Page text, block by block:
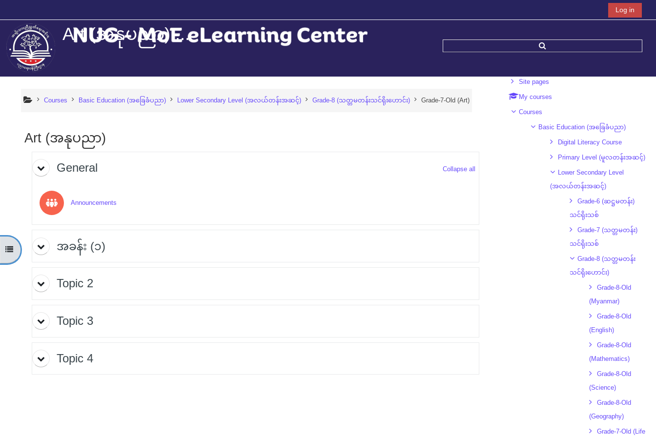
Navigation
Site pages
My courses
Courses
Basic Education (အခြေခံပညာ)
Digital Literacy Course
Primary Level (မူလတန်းအဆင့်)
Lower Secondary Level
(အလယ်တန်းအဆင့်)
Grade-6 (ဆဋ္ဌမတန်း)
သင်ရိုးသစ်
Grade-7 (သတ္တမတန်း)
သင်ရိုးသစ်
Grade-8 (သတ္တမတန်း
သင်ရိုးဟောင်း)
Grade-8-Old
(Myanmar)
Grade-8-Old
(English)
Grade-8-Old
(Mathematics)
Grade-8-Old
(Science)
Grade-8-Old
(Geography)
Grade-7-Old (Life
Log in
Art (အနုပညာ) ...
Open course index
Courses Basic Education (အခြေခံပညာ) Lower Secondary Level (အလယ်တန်းအဆင့်) Grade-8 (သတ္တမတန်းသင်ရိုးဟောင်း) Grade-7-Old (Art)
Art (အနုပညာ)
Topic outline
General Collapse all
Announcements
အခန်း (၁)
Topic 2
Topic 3
Topic 4